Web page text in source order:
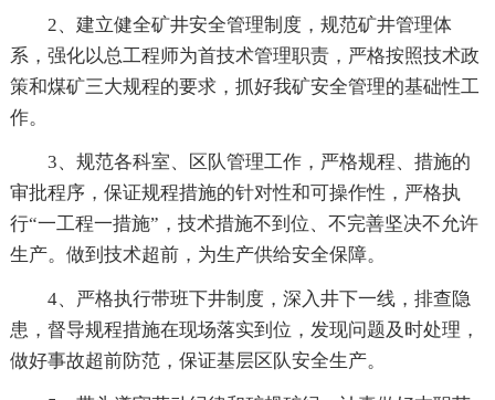
2、建立健全矿井安全管理制度，规范矿井管理体
系，强化以总工程师为首技术管理职责，严格按照技术政
策和煤矿三大规程的要求，抓好我矿安全管理的基础性工
作。
3、规范各科室、区队管理工作，严格规程、措施的
审批程序，保证规程措施的针对性和可操作性，严格执
行“一工程一措施”，技术措施不到位、不完善坚决不允许
生产。做到技术超前，为生产供给安全保障。
4、严格执行带班下井制度，深入井下一线，排查隐
患，督导规程措施在现场落实到位，发现问题及时处理，
做好事故超前防范，保证基层区队安全生产。